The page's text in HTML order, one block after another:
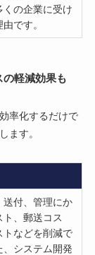
くの企業に受け
です。
軽減効果も
率化するだけで
ます。
送付、管理にか
、郵送コス
トなどを削減で
、システム開発